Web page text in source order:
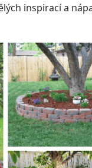
inspirací a